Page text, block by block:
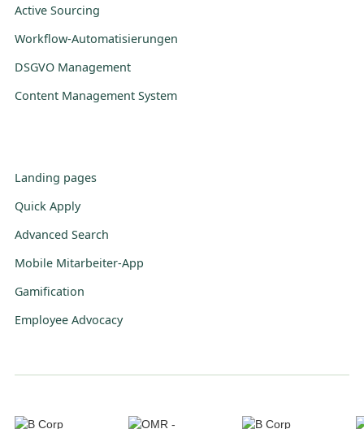
Active Sourcing
Workflow-Automatisierungen
DSGVO Management
Content Management System
Landing pages
Quick Apply
Advanced Search
Mobile Mitarbeiter-App
Gamification
Employee Advocacy